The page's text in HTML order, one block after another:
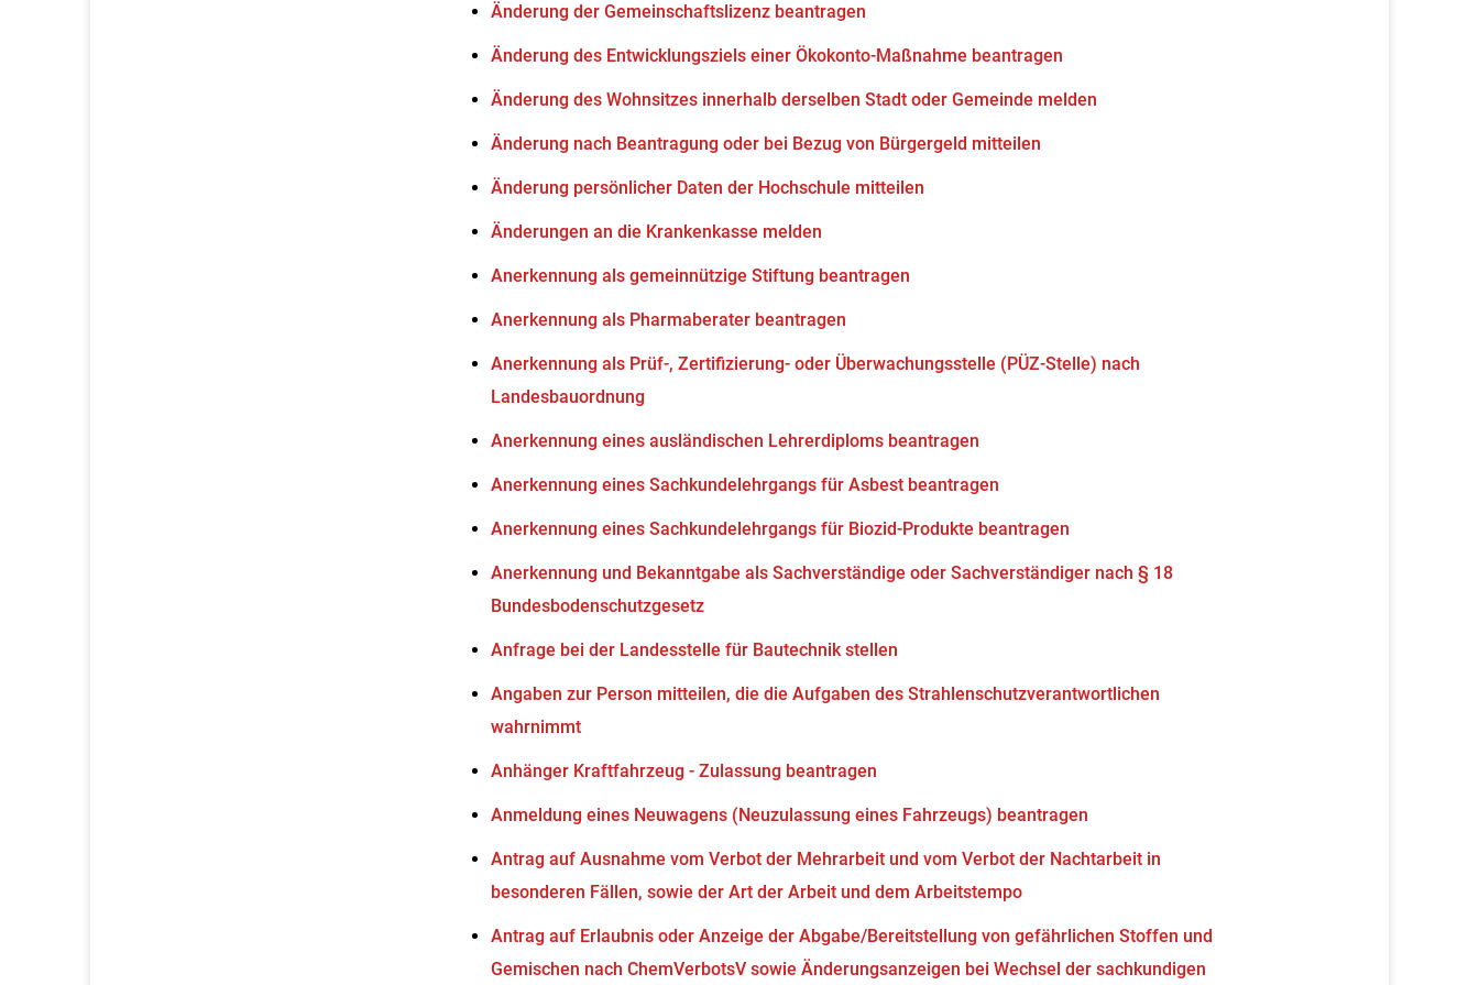
Änderung der Gemeinschaftslizenz beantragen
Änderung des Entwicklungsziels einer Ökokonto-Maßnahme beantragen
Änderung des Wohnsitzes innerhalb derselben Stadt oder Gemeinde melden
Änderung nach Beantragung oder bei Bezug von Bürgergeld mitteilen
Änderung persönlicher Daten der Hochschule mitteilen
Änderungen an die Krankenkasse melden
Anerkennung als gemeinnützige Stiftung beantragen
Anerkennung als Pharmaberater beantragen
Anerkennung als Prüf-, Zertifizierung- oder Überwachungsstelle (PÜZ-Stelle) nach
Landesbauordnung
Anerkennung eines ausländischen Lehrerdiploms beantragen
Anerkennung eines Sachkundelehrgangs für Asbest beantragen
Anerkennung eines Sachkundelehrgangs für Biozid-Produkte beantragen
Anerkennung und Bekanntgabe als Sachverständige oder Sachverständiger nach § 18
Bundesbodenschutzgesetz
Anfrage bei der Landesstelle für Bautechnik stellen
Angaben zur Person mitteilen, die die Aufgaben des Strahlenschutzverantwortlichen
wahrnimmt
Anhänger Kraftfahrzeug - Zulassung beantragen
Anmeldung eines Neuwagens (Neuzulassung eines Fahrzeugs) beantragen
Antrag auf Ausnahme vom Verbot der Mehrarbeit und vom Verbot der Nachtarbeit in
besonderen Fällen, sowie der Art der Arbeit und dem Arbeitstempo
Antrag auf Erlaubnis oder Anzeige der Abgabe/Bereitstellung von gefährlichen Stoffen und
Gemischen nach ChemVerbotsV sowie Änderungsanzeigen bei Wechsel der sachkundigen